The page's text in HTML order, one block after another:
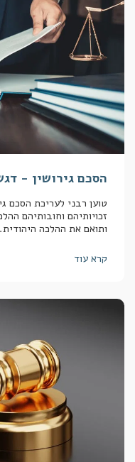
הסכם גירושין -
טוען רבני לעריכת הסכם
זכויותיהם וחובותיהם
ותואם את ההלכה היהודית.
קרא עוד